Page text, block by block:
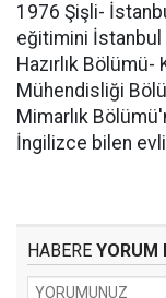
1976 Şişli-
eğitimini
Hazırlık
Mühendisliği
Mimarlık
İngilizce bilen
HABERE YORUM